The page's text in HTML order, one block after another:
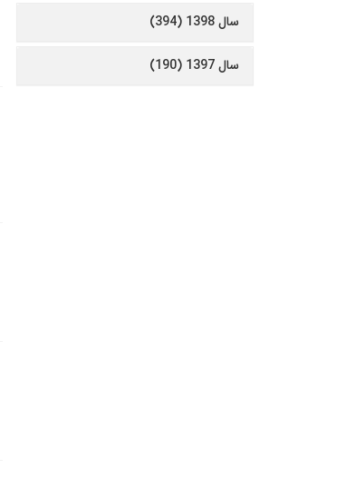
سال 1398 (394)
سال 1397 (190)